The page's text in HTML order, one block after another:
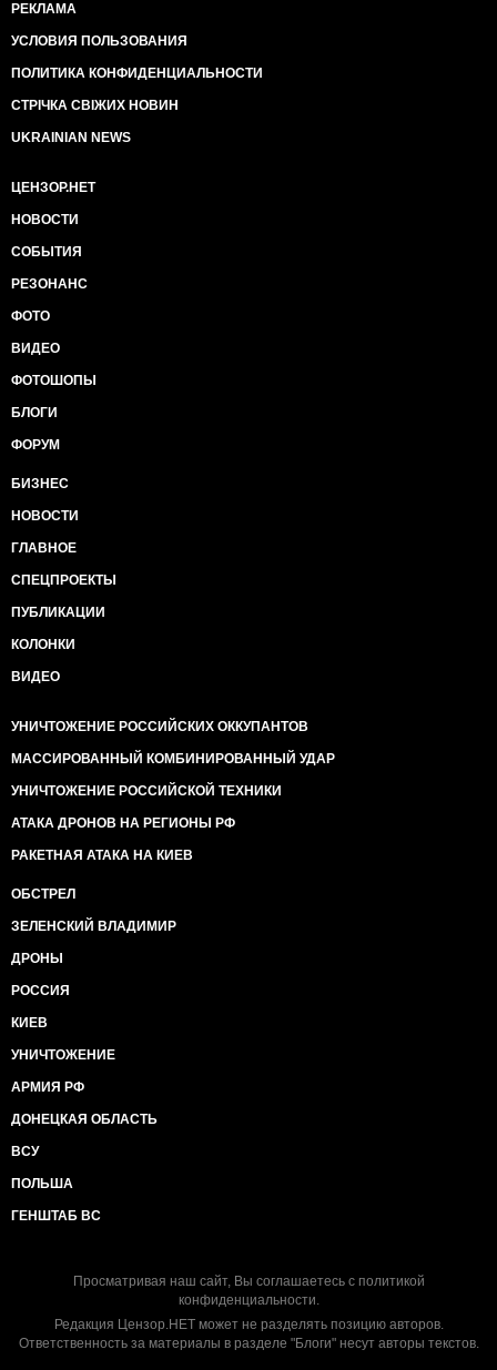
РЕКЛАМА
УСЛОВИЯ ПОЛЬЗОВАНИЯ
ПОЛИТИКА КОНФИДЕНЦИАЛЬНОСТИ
СТРІЧКА СВІЖИХ НОВИН
UKRAINIAN NEWS
ЦЕНЗОР.НЕТ
НОВОСТИ
СОБЫТИЯ
РЕЗОНАНС
ФОТО
ВИДЕО
ФОТОШОПЫ
БЛОГИ
ФОРУМ
БИЗНЕС
НОВОСТИ
ГЛАВНОЕ
СПЕЦПРОЕКТЫ
ПУБЛИКАЦИИ
КОЛОНКИ
ВИДЕО
УНИЧТОЖЕНИЕ РОССИЙСКИХ ОККУПАНТОВ
МАССИРОВАННЫЙ КОМБИНИРОВАННЫЙ УДАР
УНИЧТОЖЕНИЕ РОССИЙСКОЙ ТЕХНИКИ
АТАКА ДРОНОВ НА РЕГИОНЫ РФ
РАКЕТНАЯ АТАКА НА КИЕВ
ОБСТРЕЛ
ЗЕЛЕНСКИЙ ВЛАДИМИР
ДРОНЫ
РОССИЯ
КИЕВ
УНИЧТОЖЕНИЕ
АРМИЯ РФ
ДОНЕЦКАЯ ОБЛАСТЬ
ВСУ
ПОЛЬША
ГЕНШТАБ ВС
Просматривая наш сайт, Вы соглашаетесь с политикой
конфиденциальности.
Редакция Цензор.НЕТ может не разделять позицию авторов.
Ответственность за материалы в разделе "Блоги" несут авторы текстов.